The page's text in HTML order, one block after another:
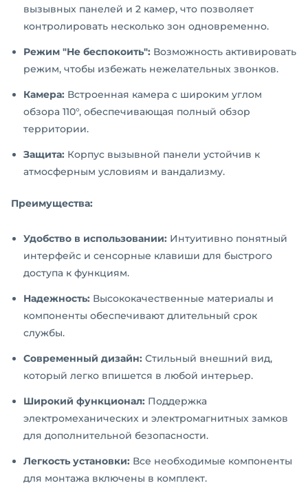
вызывных панелей и 2 камер, что позволяет
контролировать несколько зон одновременно.
Режим "Не беспокоить": Возможность активировать
режим, чтобы избежать нежелательных звонков.
Камера: Встроенная камера с широким углом
обзора 110°, обеспечивающая полный обзор
территории.
Защита: Корпус вызывной панели устойчив к
атмосферным условиям и вандализму.
Преимущества:
Удобство в использовании: Интуитивно понятный
интерфейс и сенсорные клавиши для быстрого
доступа к функциям.
Надежность: Высококачественные материалы и
компоненты обеспечивают длительный срок
службы.
Современный дизайн: Стильный внешний вид,
который легко впишется в любой интерьер.
Широкий функционал: Поддержка
электромеханических и электромагнитных замков
для дополнительной безопасности.
Легкость установки: Все необходимые компоненты
для монтажа включены в комплект.